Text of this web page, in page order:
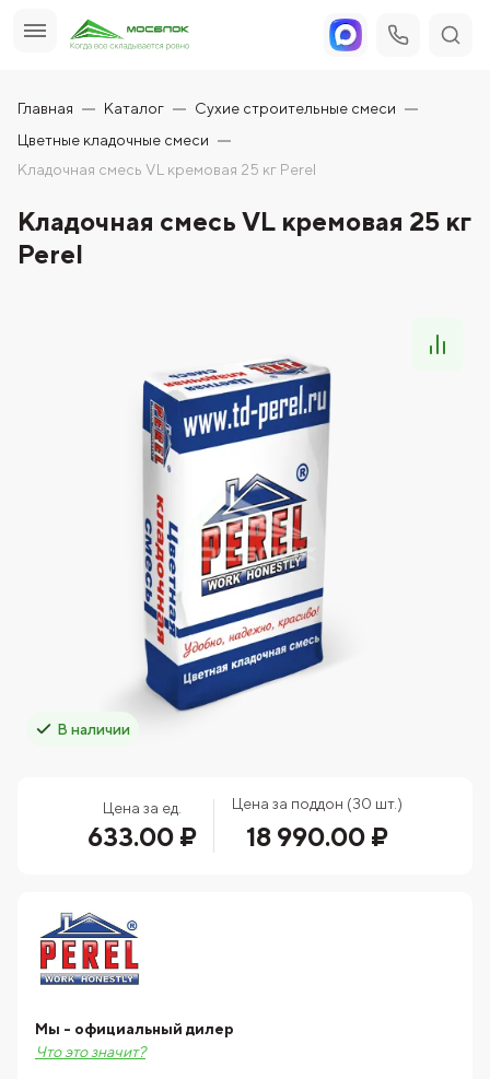
Главная Каталог
Сухие строительные смеси
Цветные кладочные смеси
Кладочная смесь VL кремовая 25 кг Perel
Кладочная смесь VL кремовая 25 кг
Perel
В наличии
Цена за ед.
633.00 ₽
Цена за поддон (30 шт.)
18 990.00 ₽
Мы - официальный дилер
Что это значит?